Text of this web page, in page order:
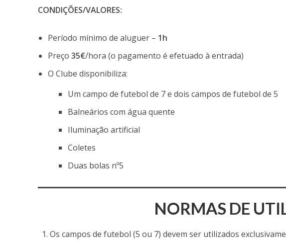
CONDIÇÕES/VALORES:
Período mínimo de aluguer – 1h
Preço 35€/hora (o pagamento é efetuado à entrada)
O Clube disponibiliza:
Um campo de futebol de 7 e dois campos de futebol de 5
Balneários com água quente
Iluminação artificial
Coletes
Duas bolas nº5
NORMAS DE
Os campos de futebol (5 ou 7) devem ser utilizados